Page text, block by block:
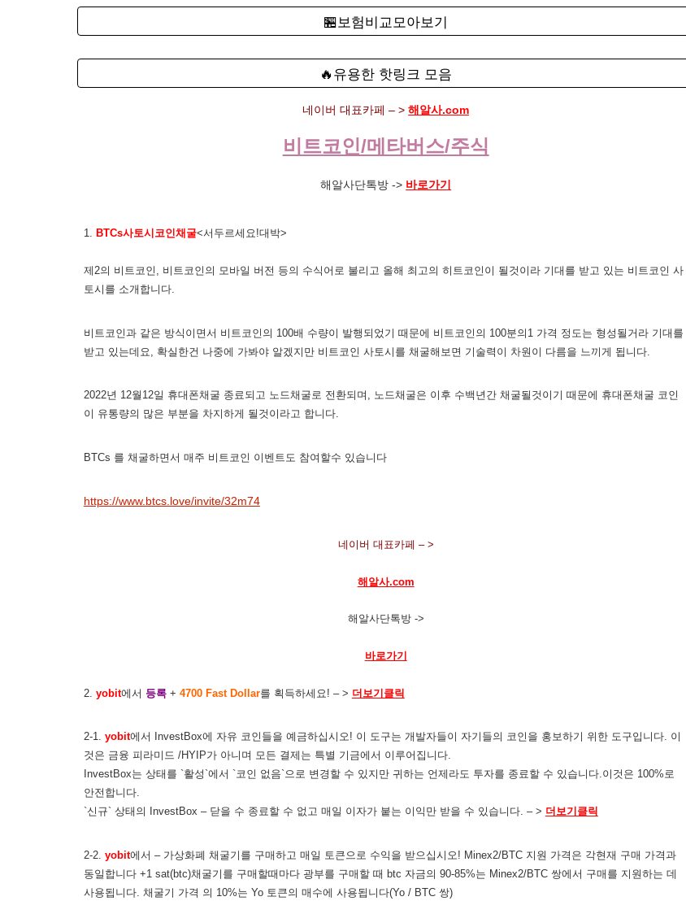
🏪보험비교모아보기
🔥유용한 핫링크 모음
네이버 대표카페 – >해알사.com
비트코인/메타버스/주식
해알사단톡방 -> 바로가기
1. BTCs사토시코인채굴<서두르세요!대박>
제2의 비트코인, 비트코인의 모바일 버전 등의 수식어로 불리고 올해 최고의 히트코인이 될것이라 기대를 받고 있는 비트코인 사
토시를 소개합니다.
비트코인과 같은 방식이면서 비트코인의 100배 수량이 발행되었기 때문에 비트코인의 100분의1 가격 정도는 형성될거라 기대를
받고 있는데요, 확실한건 나중에 가봐야 알겠지만 비트코인 사토시를 채굴해보면 기술력이 차원이 다름을 느끼게 됩니다.
2022년 12월12일 휴대폰채굴 종료되고 노드채굴로 전환되며, 노드채굴은 이후 수백년간 채굴될것이기 때문에 휴대폰채굴 코인
이 유통량의 많은 부분을 차지하게 될것이라고 합니다.
BTCs 를 채굴하면서 매주 비트코인 이벤트도 참여할수 있습니다
https://www.btcs.love/invite/32m74
네이버 대표카페 – >
해알사.com
해알사단톡방 ->
바로가기
2. yobit에서 등록+ 4700 Fast Dollar를 획득하세요! – > 더보기클릭
2-1. yobit에서 InvestBox에 자유 코인들을 예금하십시오! 이 도구는 개발자들이 자기들의 코인을 홍보하기 위한 도구입니다. 이
것은 금융 피라미드 /HYIP가 아니며 모든 결제는 특별 기금에서 이루어집니다.
InvestBox는 상태를 `활성`에서 `코인 없음`으로 변경할 수 있지만 귀하는 언제라도 투자를 종료할 수 있습니다.이것은 100%로
안전합니다.
`신규` 상태의 InvestBox – 닫을 수 종료할 수 없고 매일 이자가 붙는 이익만 받을 수 있습니다. – > 더보기클릭
2-2. yobit에서 – 가상화폐 채굴기를 구매하고 매일 토큰으로 수익을 받으십시오! Minex2/BTC 지원 가격은 각현재 구매 가격과
동일합니다 +1 sat(btc)채굴기를 구매할때마다 광부를 구매할 때 btc 자금의 90-85%는 Minex2/BTC 쌍에서 구매를 지원하는 데
사용됩니다. 채굴기 가격 의 10%는 Yo 토큰의 매수에 사용됩니다(Yo / BTC 쌍)